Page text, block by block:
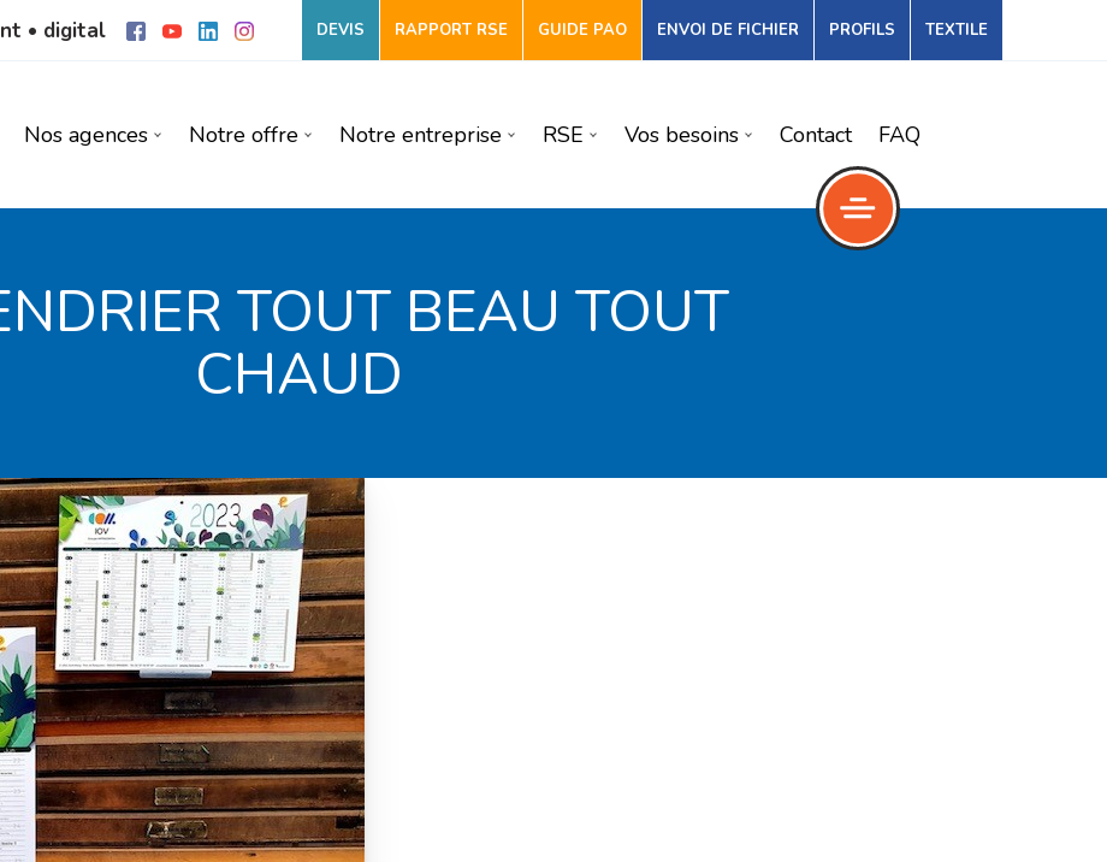
• digital DEVIS RAPPORT RSE GUIDE PAO ENVOI DE FICHIER PROFILS TEXTILE
Nos agences Notre offre Notre entreprise RSE Vos besoins Contact FAQ
TOUT BEAU TOUT
CHAUD